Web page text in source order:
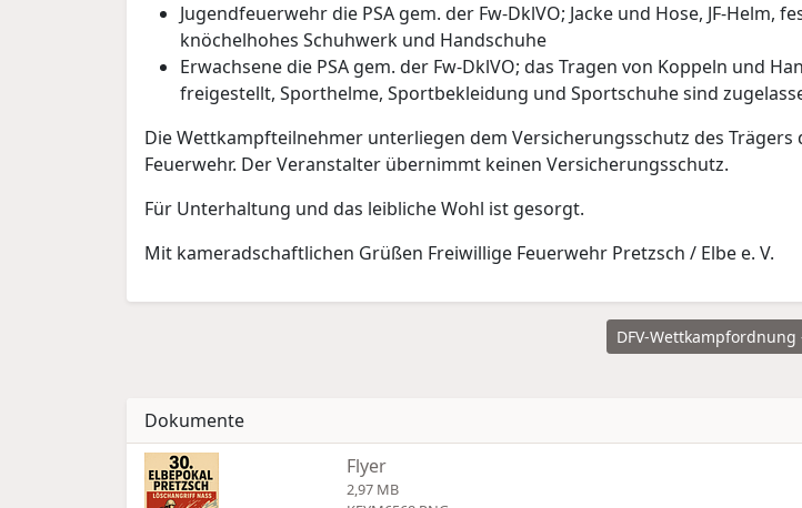
Jugendfeuerwehr die PSA gem. der Fw-DklVO; Jacke und Hose, JF-Helm,
knöchelhohes Schuhwerk und Handschuhe
Erwachsene die PSA gem. der Fw-DklVO; das Tragen von Koppeln und
freigestellt, Sporthelme, Sportbekleidung und Sportschuhe sind
Die Wettkampfteilnehmer unterliegen dem Versicherungsschutz des Trägers
Feuerwehr. Der Veranstalter übernimmt keinen Versicherungsschutz.
Für Unterhaltung und das leibliche Wohl ist gesorgt.
Mit kameradschaftlichen Grüßen Freiwillige Feuerwehr Pretzsch / Elbe e. V.
DFV-Wettkampfordnung
Dokumente
Flyer
2,97 MB